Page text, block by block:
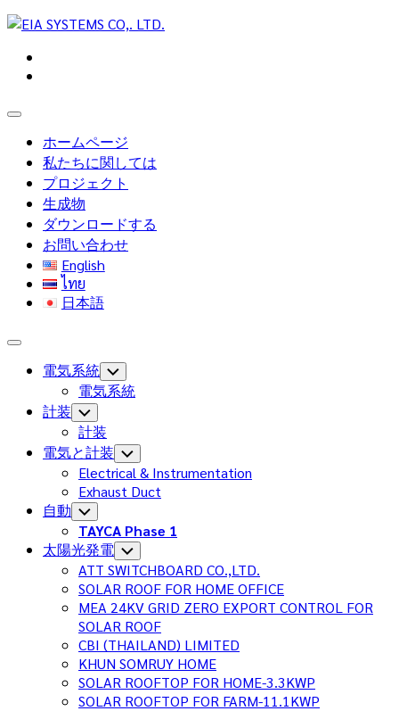
Skip
content
Expand
ホームページ
私たちに関しては
プロジェクト
生成物
ダウンロードする
お問い合わせ
English
ไทย
日本語
Expand
電気系統 Toggle
Child
Menu
電気系統
計装 Toggle
Child
Menu
計装
電気と計装 Toggle
Child
Menu
Electrical & Instrumentation
Exhaust Duct
自動 Toggle
Child
Menu
TAYCA Phase 1
Current
Page
Parent
太陽光発電 Toggle
Child
Menu
ATT SWITCHBOARD CO.,LTD.
SOLAR ROOF FOR HOME OFFICE
MEA 24KV GRID ZERO EXPORT CONTROL FOR
SOLAR ROOF
CBI (THAILAND) LIMITED
KHUN SOMRUY HOME
SOLAR ROOFTOP FOR HOME-3.3KWP
Current
SOLAR ROOFTOP FOR FARM-11.1KWP